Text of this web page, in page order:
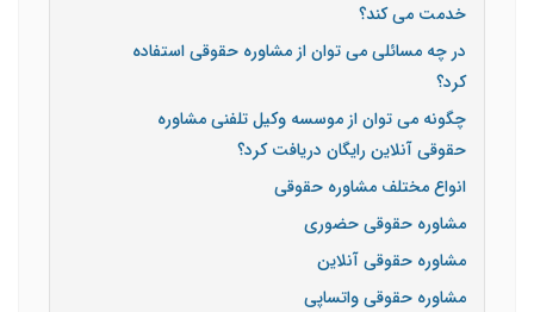
خدمت می کند؟
در چه مسائلی می توان از مشاوره حقوقی استفاده
کرد؟
چگونه می توان از موسسه وکیل تلفنی مشاوره
حقوقی آنلاین رایگان دریافت کرد؟
انواع مختلف مشاوره حقوقی
مشاوره حقوقی حضوری
مشاوره حقوقی آنلاین
مشاوره حقوقی واتساپی